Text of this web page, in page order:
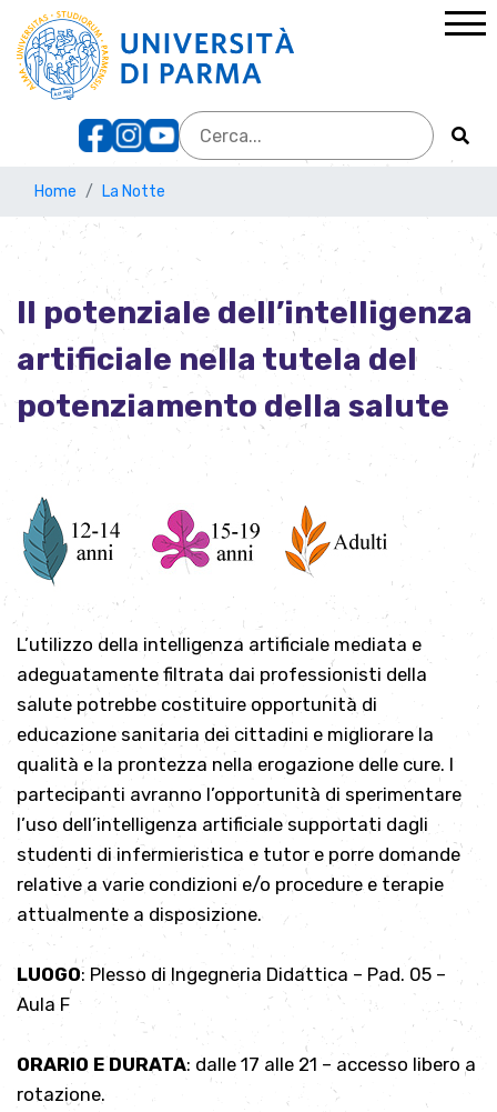
Home La Notte
Il potenziale dell’intelligenza
artificiale nella tutela del
potenziamento della salute
L’utilizzo della intelligenza artificiale mediata e
adeguatamente filtrata dai professionisti della
salute potrebbe costituire opportunità di
educazione sanitaria dei cittadini e migliorare la
qualità e la prontezza nella erogazione delle cure. I
partecipanti avranno l’opportunità di sperimentare
l’uso dell’intelligenza artificiale supportati dagli
studenti di infermieristica e tutor e porre domande
relative a varie condizioni e/o procedure e terapie
attualmente a disposizione.
LUOGO: Plesso di Ingegneria Didattica – Pad. 05 –
Aula F
ORARIO E DURATA: dalle 17 alle 21 – accesso libero a
rotazione.